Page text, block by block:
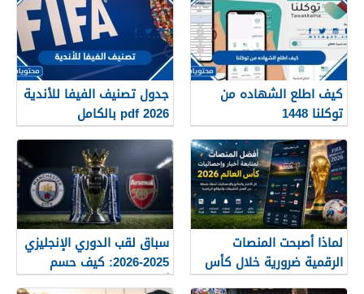
كيف اطلع الشهاده من
توكلنا 1448
جدول تصنيف الفيفا للأندية
2026 pdf بالكامل
لماذا أصبحت المنصات
الرقمية ضرورية خلال كأس
العالم؟
سباق لقب الدوري الإنجليزي
2025-2026: كيف حسم
أرسنال اللقب في النهاية؟